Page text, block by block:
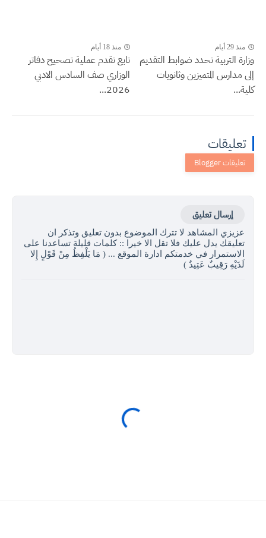
منذ 29 أيام
وزارة التربية تحدد ضوابط التقديم
إلى مدارس المتميزين وثانويات
كلية...
منذ 18 أيام
تابع تقدم عملية تصحيح دفاتر
الوزاري صف السادس الادبي
2026...
تعليقات
إرسال تعليق
عزيزي المشاهد لا تترك الموضوع بدون تعليق وتذكر ان
تعليقك يدل عليك فلا تقل الا خيرا :: كلمات قليلة تساعدنا على
الاستمرار في خدمتكم ادارة الموقع ... ( مَا يَلْفِظُ مِنْ قَوْلٍ إِلا
لَدَيْهِ رَقِيبٌ عَتِيدٌ )